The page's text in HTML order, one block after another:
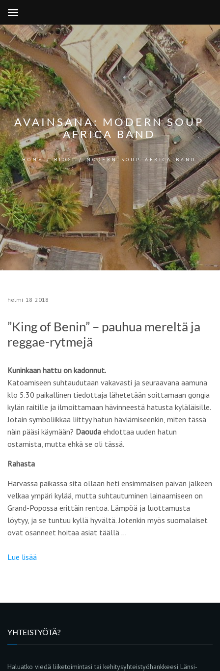
AVAINSANA: MODERN SOUP
AFRICA BAND
HOME/BLOGI/MODERN-SOUP-AFRICA-BAND
helmi 18 2018
”King of Benin” – pauhua mereltä ja
reggae-rytmejä
Kuninkaan hattu on kadonnut.
Katoamiseen suhtaudutaan vakavasti ja seuraavana aamuna
klo 5.30 paikallinen tiedottaja lähetetään soittamaan gongia
kylän raitille ja ilmoittamaan hävinneestä hatusta kyläläisille.
Jotain symboliikkaa liittyy hatun häviämiseenkin, miten tässä
näin pääsi käymään? Daouda ehdottaa uuden hatun
ostamista, mutta ehkä se oli tässä.
Rahasta
Harvassa paikassa sitä ollaan heti ensimmäisen päivän jälkeen
velkaa ympäri kylää, mutta suhtautuminen lainaamiseen on
Grand-Popossa erittäin rentoa. Lämpöä ja luottamusta
löytyy, ja se tuntuu kyllä hyvältä. Jotenkin myös suomalaiset
ovat osanneet hoitaa asiat täällä …
Lue lisää
YHTEISTYÖTÄ?
Haluatko viedä liiketoimintasi tai kehitysyhteistyöhankkeesi Länsi-